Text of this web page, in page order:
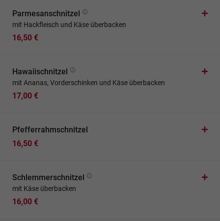
Parmesanschnitzel
mit Hackfleisch und Käse überbacken
16,50 €
Hawaiischnitzel
mit Ananas, Vorderschinken und Käse überbacken
17,00 €
Pfefferrahmschnitzel
16,50 €
Schlemmerschnitzel
mit Käse überbacken
16,00 €